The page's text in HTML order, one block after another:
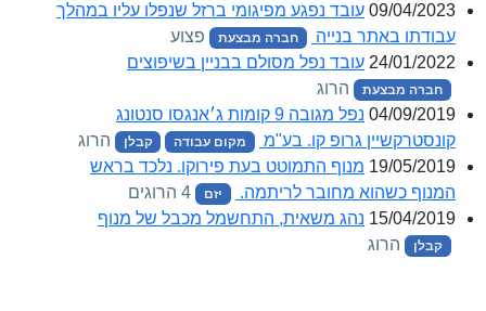
09/04/2023 עובד נפגע מפיגומי ברזל שנפלו עליו במהלך
עבודתו באתר בנייה
חברה מבצעת
פצוע
24/01/2022 עובד נפל מסולם בבניין בשיפוצים
חברה מבצעת
הרוג
04/09/2019
נפל מגובה 9 קומות ג׳אנגסו סנטונג
קונסטרקשיין גרופ קו. בע"מ
מקום עבודה קבלן
הרוג
19/05/2019 מנוף התמוטט בעת פירוקו. נלכד בראש
המנוף כשהוא מחובר לריתמה.
יזם
4 הרוגים
15/04/2019 נהג משאית, התחשמל מכבל של מנוף
קבלן הרוג